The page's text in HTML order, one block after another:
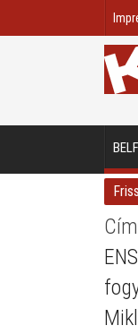
Magyar